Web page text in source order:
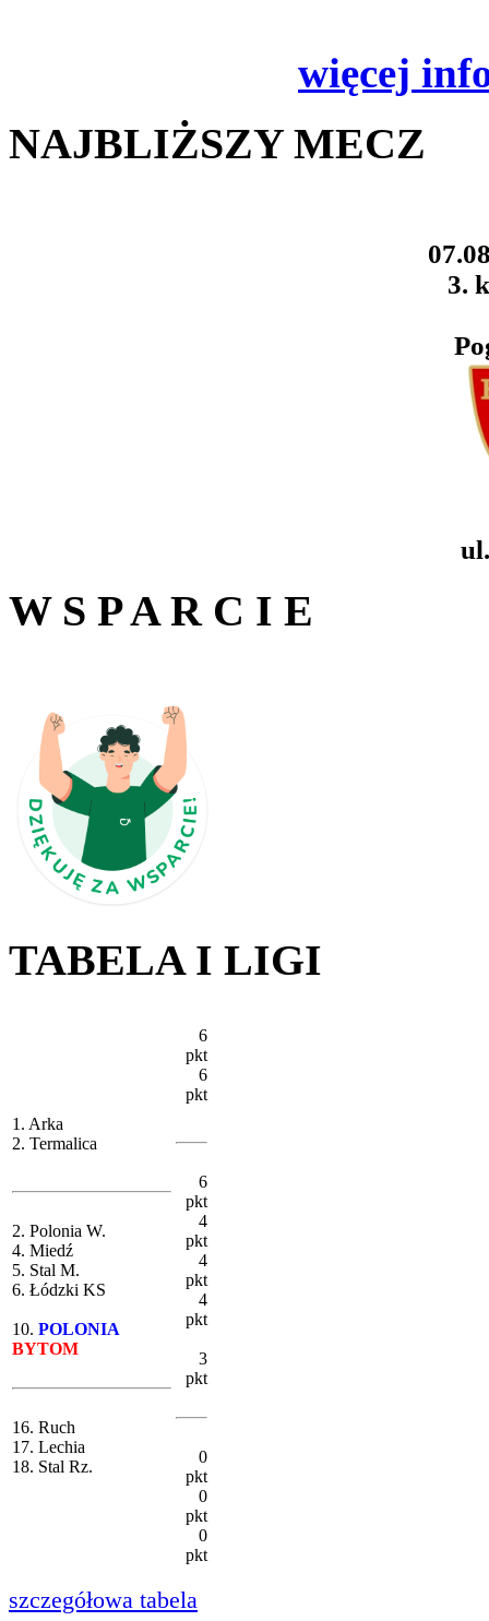
więcej
NAJBLIŻSZY MECZ
3.
W S P A R C I E
TABELA I LIGI
1. Arka
2. Termalica
2. Polonia W.
4. Miedź
5. Stal M.
6. Łódzki KS
10. POLONIA
BYTOM
16. Ruch
17. Lechia
18. Stal Rz.
6
pkt
6
pkt
6
pkt
4
pkt
4
pkt
4
pkt
3
pkt
0
pkt
0
pkt
0
pkt
szczegółowa tabela